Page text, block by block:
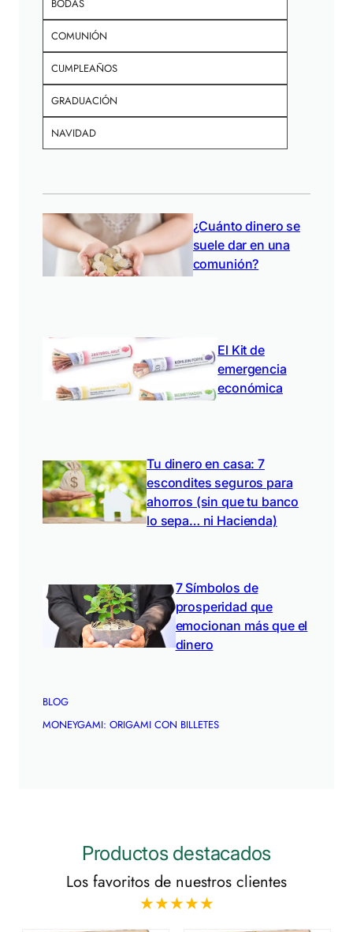
BODAS
COMUNIÓN
CUMPLEAÑOS
GRADUACIÓN
NAVIDAD
¿Cuánto dinero se
suele dar en una
comunión?
El Kit de
emergencia
económica
Tu dinero en casa: 7
escondites seguros para
ahorros (sin que tu banco
lo sepa… ni Hacienda)
7 Símbolos de
prosperidad que
emocionan más que el
dinero
BLOG
MONEYGAMI: ORIGAMI CON BILLETES
Productos destacados
Los favoritos de nuestros clientes
★★★★★